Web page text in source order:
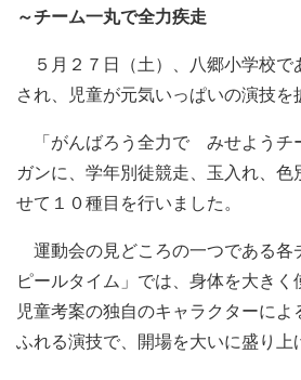
～チーム一丸で全力疾走
５月２７日（土）、八郷小学校で
され、児童が元気いっぱいの演技を
「がんばろう全力で みせようチ
ガンに、学年別徒競走、玉入れ、色
せて１０種目を行いました。
運動会の見どころの一つである各
ピールタイム」では、身体を大き
児童考案の独自のキャラクターによ
ふれる演技で、開場を大いに盛り上